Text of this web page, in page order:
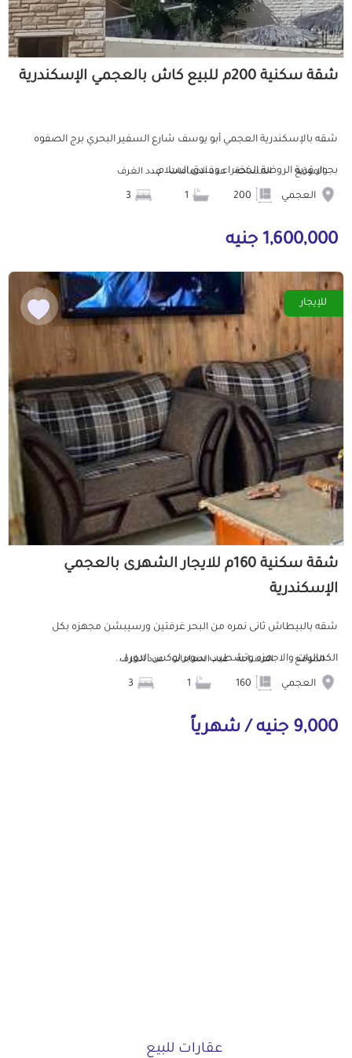
شقة سكنية 200م للبيع كاش بالعجمي الإسكندرية
شقه بالإسكندرية العجمي أبو يوسف شارع السفير البحري برج الصفوه
بجوار قرية الروضة الخضراء وفندق السلام...
الموقع
العجمي
المساحة عدد الحمامات عدد الغرف
1,600,000 جنيه
للإيجار
شقة سكنية 160م للايجار الشهرى بالعجمي
الإسكندرية
شقه بالبيطاش ثانى نمره من البحر غرفتين ورسيبشن مجهزه بكل
الكماليات والاجهزه وتشطيب سوبر لوكس الدور ا...
الموقع
العجمي
المساحة عدد الحمامات عدد الغرف
9,000 جنيه / شهرياً
عقارات للبيع